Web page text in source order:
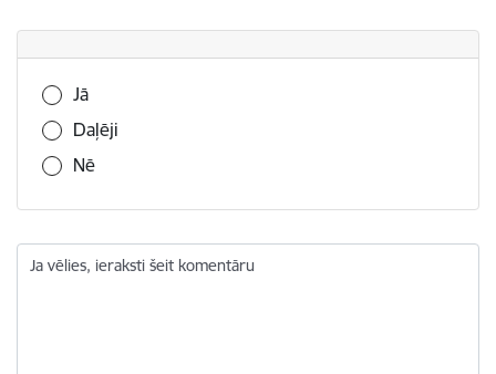
Vai šī informācija bija noderīga?
Jā
Daļēji
Nē
Ja vēlies, ieraksti šeit komentāru